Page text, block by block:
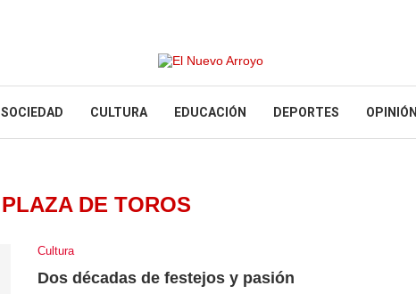
SOCIEDAD CULTURA EDUCACIÓN DEPORTES OPINIÓN
PLAZA DE TOROS
Cultura
Dos décadas de festejos y pasión